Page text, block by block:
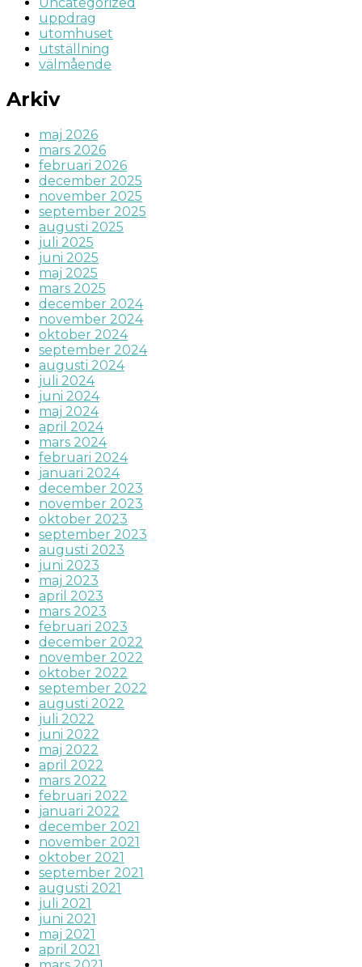
uppdrag
utomhuset
utställning
välmående
Arkiv
maj 2026
mars 2026
februari 2026
december 2025
november 2025
september 2025
augusti 2025
juli 2025
juni 2025
maj 2025
mars 2025
december 2024
november 2024
oktober 2024
september 2024
augusti 2024
juli 2024
juni 2024
maj 2024
april 2024
mars 2024
februari 2024
januari 2024
december 2023
november 2023
oktober 2023
september 2023
augusti 2023
juni 2023
maj 2023
april 2023
mars 2023
februari 2023
december 2022
november 2022
oktober 2022
september 2022
augusti 2022
juli 2022
juni 2022
maj 2022
april 2022
mars 2022
februari 2022
januari 2022
december 2021
november 2021
oktober 2021
september 2021
augusti 2021
juli 2021
juni 2021
maj 2021
april 2021